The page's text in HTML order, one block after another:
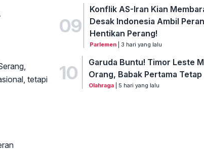
tetapi
09
Konflik AS-Iran Kian
Desak Indonesia Ambil Peran
Hentikan Perang!
Parlemen | 3 hari yang lalu
10
Garuda Buntu! Timor Leste
Orang, Babak Pertama
Olahraga| 5 hari yang lalu